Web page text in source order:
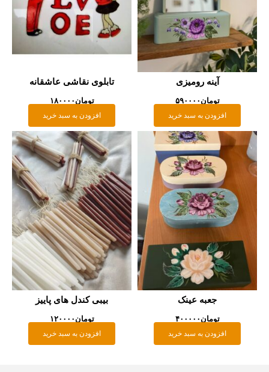
آینه رومیزی
تومان۵۹۰۰۰۰
افزودن به سبد خرید
تابلوی نقاشی عاشقانه
تومان۱۸۰۰۰۰
افزودن به سبد خرید
جعبه عینک
تومان۴۰۰۰۰۰
افزودن به سبد خرید
بیبی کندل های پاییز
تومان۱۲۰۰۰۰
افزودن به سبد خرید